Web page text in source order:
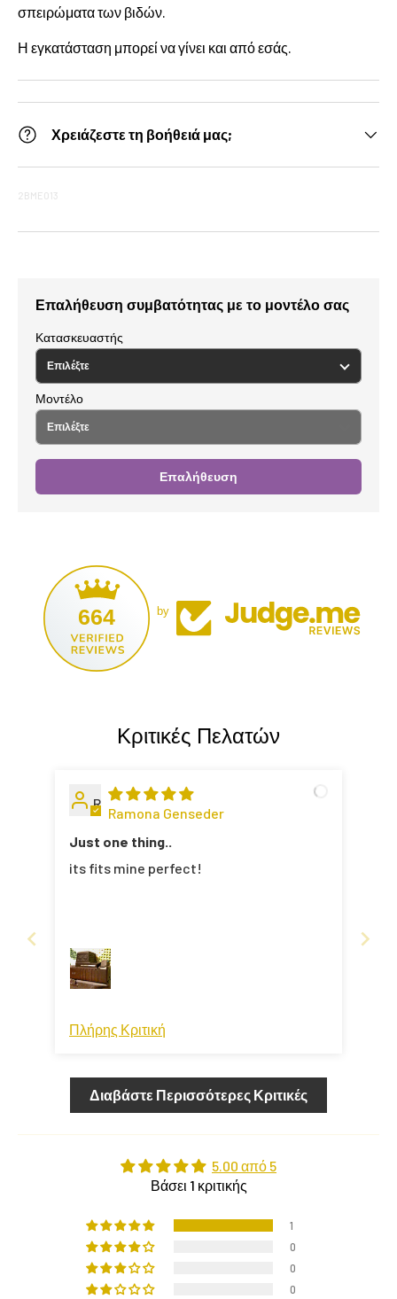
σπειρώματα των βιδών.
Η εγκατάσταση μπορεί να γίνει και από εσάς.
Χρειάζεστε τη βοήθειά μας;
2BME013
Επαλήθευση συμβατότητας με το μοντέλο σας
Κατασκευαστής
Μοντέλο
Επαλήθευση
664 by
Κριτικές Πελατών
R
Ramona Genseder
Just one thing..
its fits mine perfect!
Πλήρης Κριτική
Διαβάστε Περισσότερες Κριτικές
5.00 από 5
Βάσει 1 κριτικής
1
0
0
0